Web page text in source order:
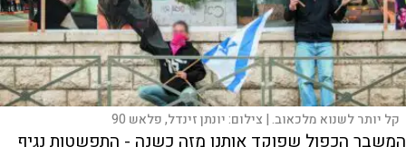
קל יותר לשנוא מלכאוב. | צילום:יונתן זינדל, פלאש 90
המשבר הכפול שפוקד אותנו מזה כשנה - התפשטות נגיף